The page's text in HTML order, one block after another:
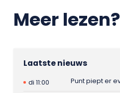
Meer lezen?
Laatste nieuws
di 11:00
Punt piept er